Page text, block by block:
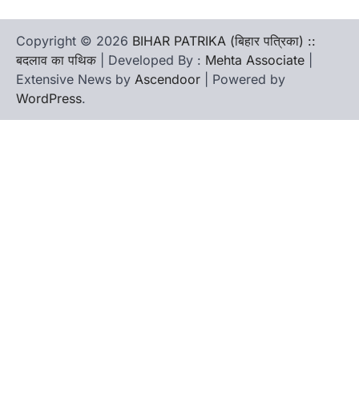
Copyright © 2026 BIHAR PATRIKA (बिहार पत्रिका) ::
बदलाव का पथिक | Developed By : Mehta Associate
Extensive News by Ascendoor | Powered by
WordPress.